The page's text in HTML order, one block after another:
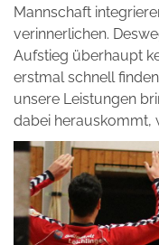
Mannschaft
verinnerlichen.
Aufstieg überhaupt
erstmal schnell
unsere Leistungen
dabei herauskommt,